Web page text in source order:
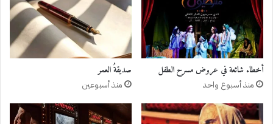
أخطاء شائعة في عروض مسرح الطفل
منذ أسبوع واحد
صديقةُ العمر
منذ أسبوعين